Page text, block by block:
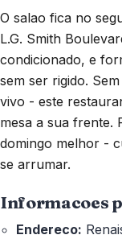
O salao fica no
L.G. Smith
condicionado, e
sem ser rigido.
vivo - este
mesa a sua frente.
domingo melhor -
se arrumar.
Informacoes
Endereco: